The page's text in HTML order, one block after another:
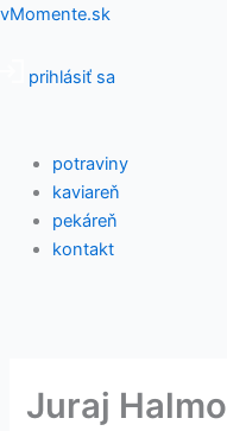
Preskočiť
obsah
vMomente.sk
prihlásiť sa
Menu
potraviny
kaviareň
pekáreň
kontakt
Juraj Halmo